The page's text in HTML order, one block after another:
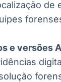
de
e versões